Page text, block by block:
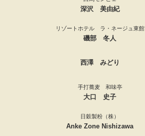
深沢 美由紀
リゾートホテル ラ・ネージュ東館
磯部 冬人
西澤 みどり
手打蕎麦 和味亭
大口 史子
日穀製粉（株）
Anke Zone Nishizawa